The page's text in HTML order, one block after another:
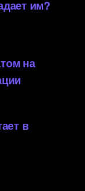
им?
на
в